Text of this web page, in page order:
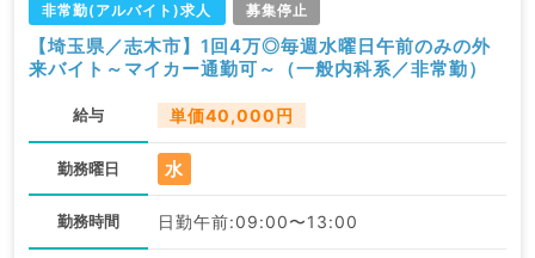
非常勤(アルバイト)求人 募集停止
【埼玉県／志木市】1回4万◎毎週水曜日午前のみの外
来バイト～マイカー通勤可～（一般内科系／非常勤）
給与 単価40,000円
勤務曜日 水
勤務時間 日勤午前:09:00〜13:00